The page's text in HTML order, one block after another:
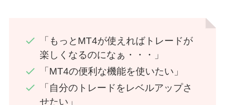
「もっとMT4が使えればトレードが
楽しくなるのになぁ・・・」
「MT4の便利な機能を使いたい」
「自分のトレードをレベルアップさ
せたい」